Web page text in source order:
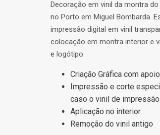
Decoração em vinil da montra
no Porto em Miguel Bombarda.
impressão digital em vinil
colocação em montra interior e
e logótipo.
Criação Gráfica com
Impressão e corte
caso o vinil de
Aplicação no interior
Remoção do vinil antigo